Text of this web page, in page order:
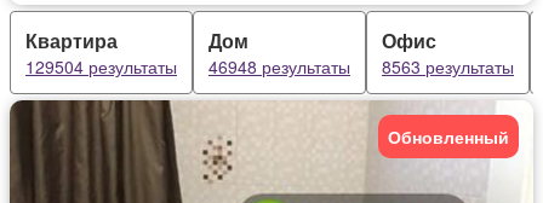
Квартира
129504 результаты
Дом
46948 результаты
Офис
8563 результаты
Обновленный